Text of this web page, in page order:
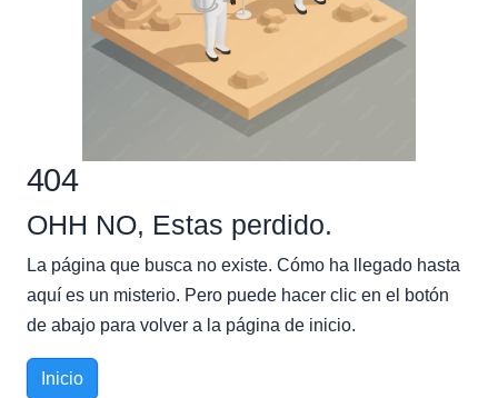
404
OHH NO, Estas perdido.
La página que busca no existe. Cómo ha llegado hasta
aquí es un misterio. Pero puede hacer clic en el botón
de abajo para volver a la página de inicio.
Inicio